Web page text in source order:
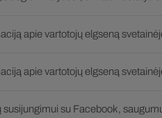
apie vartotojų elgseną
apie vartotojų elgseną
susijungimui su Facebook,